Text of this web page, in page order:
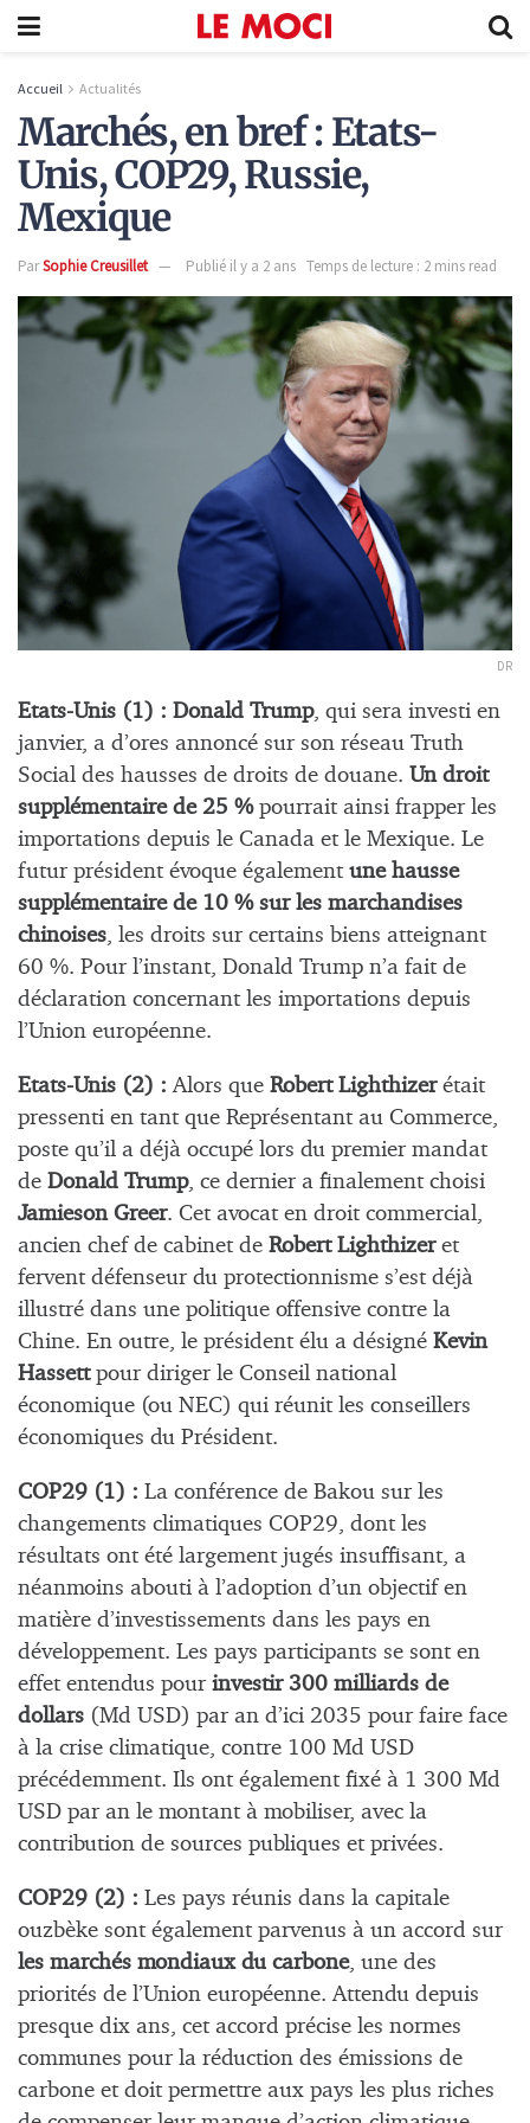
Accueil Actualités
Marchés, en bref : Etats-
Unis, COP29, Russie,
Mexique
ParSophie Creusillet Publié il y a 2 ans Temps de lecture : 2 mins read
DR
Etats-Unis (1) : Donald Trump, qui sera investi en
janvier, a d’ores annoncé sur son réseau Truth
Social des hausses de droits de douane. Un droit
supplémentaire de 25 %pourrait ainsi frapper les
importations depuis le Canada et le Mexique. Le
futur président évoque également une hausse
supplémentaire de 10 % sur les marchandises
chinoises , les droits sur certains biens atteignant
60 %. Pour l’instant, Donald Trump n’a fait de
déclaration concernant les importations depuis
l’Union européenne.
Etats-Unis (2) :Alors que Robert Lighthizerétait
pressenti en tant que Représentant au Commerce,
poste qu’il a déjà occupé lors du premier mandat
de Donald Trump, ce dernier a finalement choisi
Jamieson Greer. Cet avocat en droit commercial,
ancien chef de cabinet de Robert Lighthizeret
fervent défenseur du protectionnisme s’est déjà
illustré dans une politique offensive contre la
Chine. En outre, le président élu a désigné Kevin
Hassettpour diriger le Conseil national
économique (ou NEC) qui réunit les conseillers
économiques du Président.
COP29 (1) : La conférence de Bakou sur les
changements climatiques COP29, dont les
résultats ont été largement jugés insuffisant, a
néanmoins abouti à l’adoption d’un objectif en
matière d’investissements dans les pays en
développement. Les pays participants se sont en
effet entendus pour investir 300 milliards de
dollars (Md USD) par an d’ici 2035 pour faire face
à la crise climatique, contre 100 Md USD
précédemment. Ils ont également fixé à 1 300 Md
USD par an le montant à mobiliser, avec la
contribution de sources publiques et privées.
COP29 (2) : Les pays réunis dans la capitale
ouzbèke sont également parvenus à un accord sur
les marchés mondiaux du carbone, une des
priorités de l’Union européenne. Attendu depuis
presque dix ans, cet accord précise les normes
communes pour la réduction des émissions de
carbone et doit permettre aux pays les plus riches